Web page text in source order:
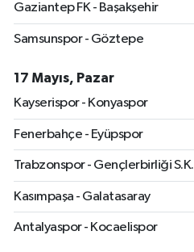
Gaziantep FK - Başakşehir
Samsunspor - Göztepe
17 Mayıs, Pazar
Kayserispor - Konyaspor
Fenerbahçe - Eyüpspor
Trabzonspor - Gençlerbirliği S.K.
Kasımpaşa - Galatasaray
Antalyaspor - Kocaelispor